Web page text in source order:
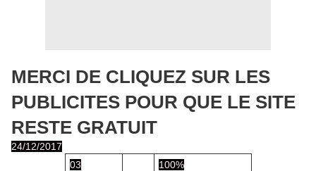
MERCI DE CLIQUEZ SUR LES
PUBLICITES POUR QUE LE SITE
RESTE GRATUIT
24/12/2017
03
100%